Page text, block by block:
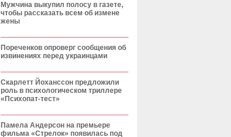
Мужчина выкупил полосу в газете,
чтобы рассказать всем об измене
жены
Пореченков опроверг сообщения об
извинениях перед украинцами
Скарлетт Йоханссон предложили
роль в психологическом триллере
«Психопат-тест»
Памела Андерсон на премьере
фильма «Стрелок» появилась под